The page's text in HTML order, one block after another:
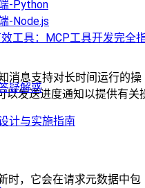
-Python
-Node.js
工具：MCP工具开发完全
疑解惑
计与实施指南
消息支持对长时间运行的操
以发送进度通知以提供有关
时，它会在请求元数据中包